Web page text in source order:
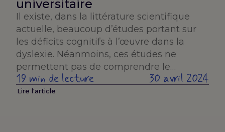
universitaire
Il existe, dans la littérature scientifique
actuelle, beaucoup d’études portant sur
les déficits cognitifs à l’œuvre dans la
dyslexie. Néanmoins, ces études ne
permettent pas de comprendre le…
19 min de lecture 30 avril 2024
Lire l'article